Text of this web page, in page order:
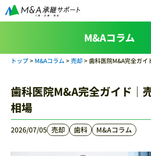
M&Aコラム
トップ> M&Aコラム >売却 >歯科医院M&A完全ガ
歯科医院M&A完全ガイド｜
相場
2026/07/05 売却 歯科 M&Aコラム